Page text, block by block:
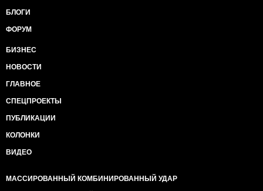
БЛОГИ
ФОРУМ
БИЗНЕС
НОВОСТИ
ГЛАВНОЕ
СПЕЦПРОЕКТЫ
ПУБЛИКАЦИИ
КОЛОНКИ
ВИДЕО
МАССИРОВАННЫЙ КОМБИНИРОВАННЫЙ УДАР